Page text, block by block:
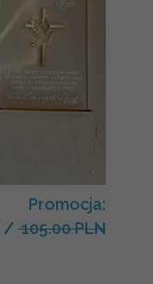
Promocja:
/ 105.00 PLN